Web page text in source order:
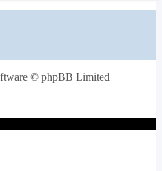
© phpBB Limited